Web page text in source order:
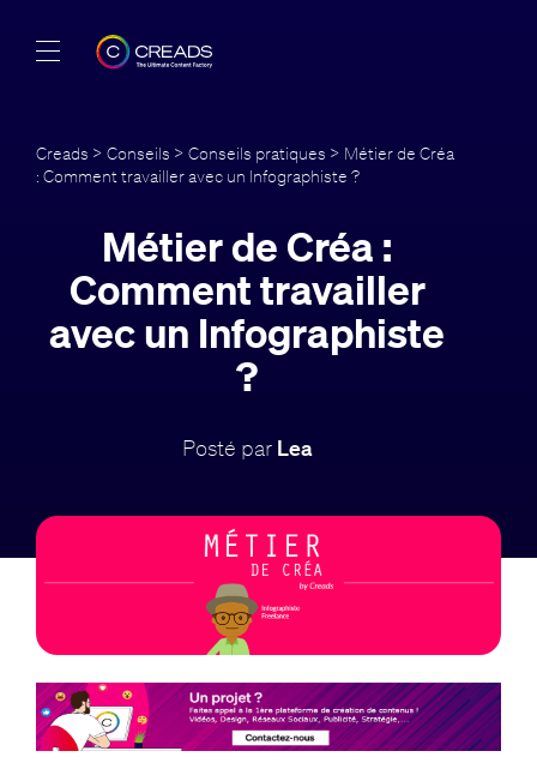
Offres
À propos
Guide
Creads > Conseils > Conseils pratiques > Métier de Créa
: Comment travailler avec un Infographiste ?
Métier de Créa :
Comment travailler
avec un Infographiste
?
Posté par Lea